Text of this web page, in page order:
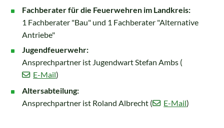
Fachberater für die Feuerwehren im Landkreis:
1 Fachberater "Bau" und 1 Fachberater "Alternative
Antriebe"
Jugendfeuerwehr:
Ansprechpartner ist Jugendwart Stefan Ambs (
E-Mail)
Altersabteilung:
Ansprechpartner ist Roland Albrecht (
E-Mail)